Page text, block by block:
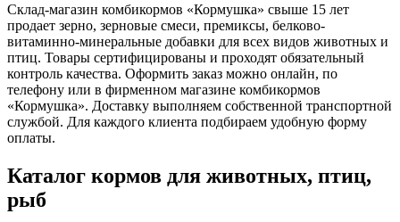
Склад-магазин комбикормов «Кормушка» свыше 15 лет
продает зерно, зерновые смеси, премиксы, белково-
витаминно-минеральные добавки для всех видов животных и
птиц. Товары сертифицированы и проходят обязательный
контроль качества. Оформить заказ можно онлайн, по
телефону или в фирменном магазине комбикормов
«Кормушка». Доставку выполняем собственной транспортной
службой. Для каждого клиента подбираем удобную форму
оплаты.
Каталог кормов для животных, птиц,
рыб